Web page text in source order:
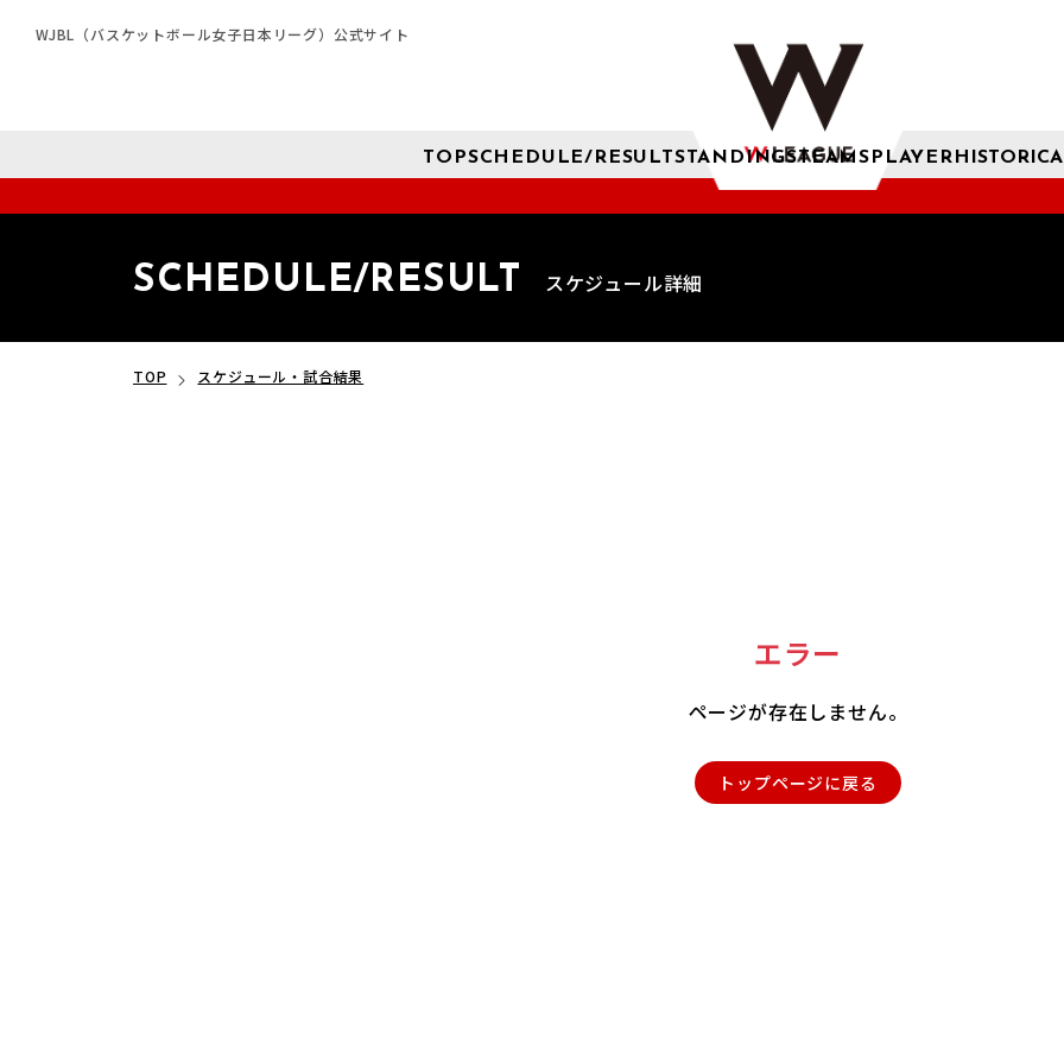
WJBL（バスケットボール女子日本リーグ）公式サイト
TOPSCHEDULE/RESULTSTANDINGSTEAMSPLAYER
SCHEDULE/RESULT スケジュール詳細
TOP スケジュール・試合結果
エラー
ページが存在しません。
トップページに戻る